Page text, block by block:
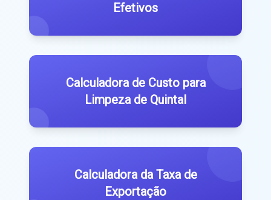
Efetivos
Calculadora de Custo para
Limpeza de Quintal
Calculadora da Taxa de
Exportação